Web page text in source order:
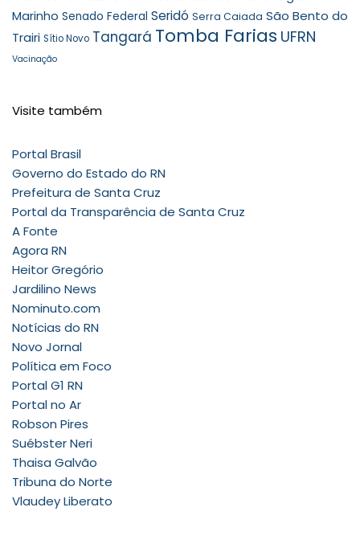
Marinho Senado Federal Seridó Serra Caiada São Bento do
Trairi Sítio Novo Tangará Tomba Farias UFRN
Vacinação
Visite também
Portal Brasil
Governo do Estado do RN
Prefeitura de Santa Cruz
Portal da Transparência de Santa Cruz
A Fonte
Agora RN
Heitor Gregório
Jardilino News
Nominuto.com
Notícias do RN
Novo Jornal
Política em Foco
Portal G1 RN
Portal no Ar
Robson Pires
Suébster Neri
Thaisa Galvão
Tribuna do Norte
Vlaudey Liberato